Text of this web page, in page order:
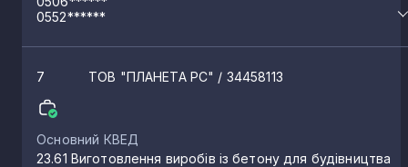
Новомиколаївка
0552******
7 ТОВ "ПЛАНЕТА РС" / 34458113
Основний КВЕД
23.61 Виготовлення виробів із бетону для будівництва